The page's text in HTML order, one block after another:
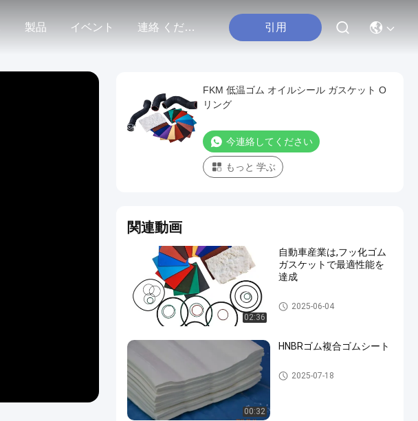
製品 イベント 連絡 ください 引用
FKM 低温ゴム オイルシール ガスケット O
リング
今連絡してください
もっと 学ぶ
関連動画
02:36
自動車産業は,フッ化ゴム
ガスケットで最適性能を
達成
FKMのフッ素のゴム
2025-06-04
00:32
HNBRゴム複合ゴムシート
HNBR化合物
2025-07-18